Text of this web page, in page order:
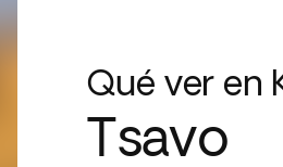
Qué ver en
Tsavo